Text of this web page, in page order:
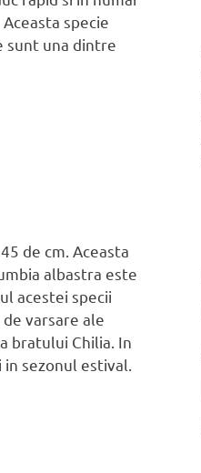
specie
sunt una dintre
de cm. Aceasta
albastra este
acestei specii
varsare ale
bratului Chilia. In
sezonul estival.